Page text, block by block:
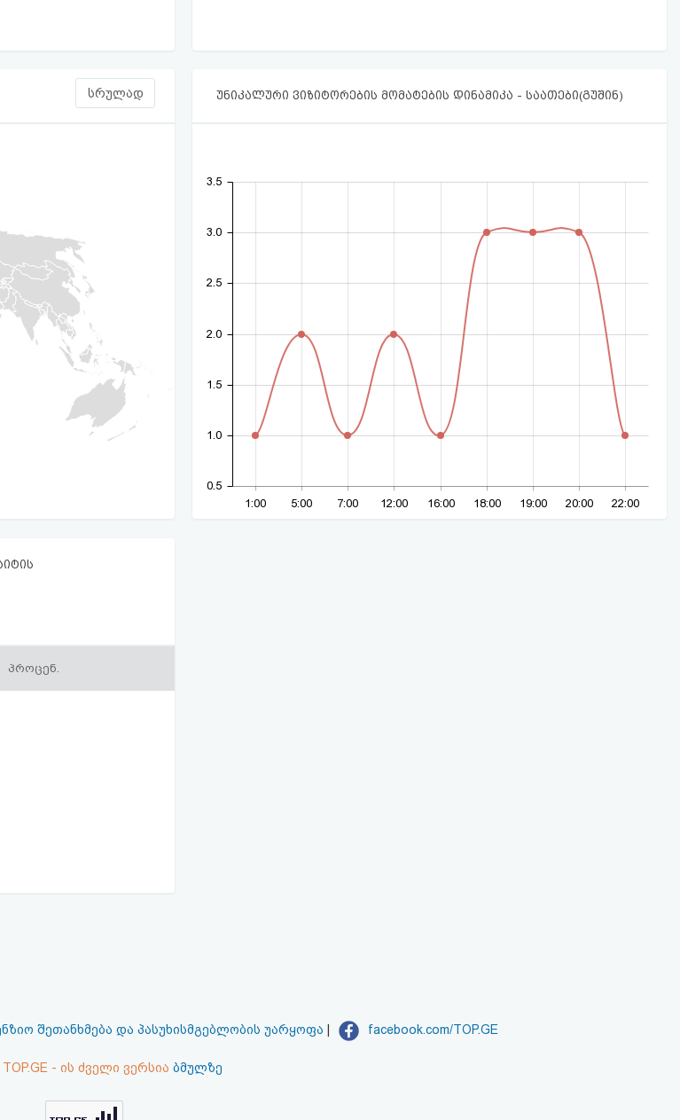
სრულად უნიკალური ვიზიტორების მომატების დინამიკა - საათები(გუშინ)
1:00 5:00 7:00 12:00 16:00 18:00 19:00 20:00 22:00
0.5
1.0
1.5
2.0
2.5
3.0
3.5
პროცენ.
შეთანხმება და პასუხისმგებლობის უარყოფა facebook.com/TOP.GE
- ის ძველი ვერსია ბმულზე